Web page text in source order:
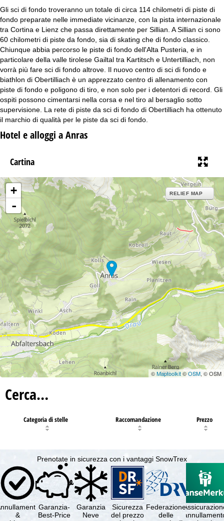
g
e
Gli sci di fondo troveranno un totale di circa 114 chilometri di piste di
fondo preparate nelle immediate vicinanze, con la pista internazionale
tra Cortina e Lienz che passa direttamente per Sillian. A Sillian ci sono
60 chilometri di piste da fondo, sia di skating che di fondo classico.
Chiunque abbia percorso le piste di fondo dell'Alta Pusteria, e in
particolare della valle tirolese Gailtal tra Kartitsch e Untertilliach, non
vorrà più fare sci di fondo altrove. Il nuovo centro di sci di fondo e
biathlon di Obertilliach è un apprezzato centro di allenamento con
piste di fondo e poligono di tiro, e non solo per i detentori di record. Gli
ospiti possono cimentarsi nella corsa e nel tiro al bersaglio sotto
supervisione. La rete di piste da sci di fondo di Obertilliach ha ottenuto
il marchio di qualità per le piste da sci di fondo.
Hotel e alloggi a Anras
Cartina
+
-
RELIEF MAP
©Maptoolkit©OSM, © OSM
Cerca…
Categoria di stelle Raccomandazione Prezzo
Prenotate in sicurezza con i vantaggi SnowTrex
&
Garanzia-
Best-Price
Garanzia
Neve
Sicurezza
del prezzo
Federazione
delle